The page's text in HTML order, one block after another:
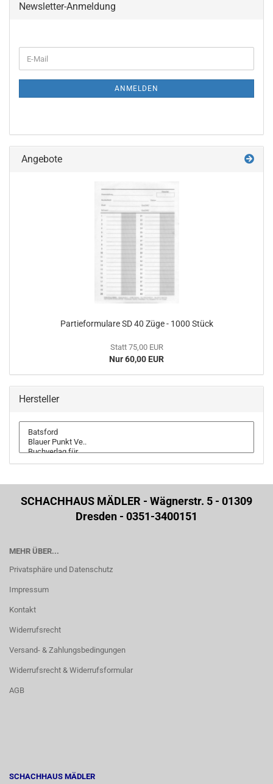
Newsletter-Anmeldung
ZUR
E-
Mail
ANMELDEN
Angebote
Partieformulare SD 40 Züge - 1000 Stück
Statt 75,00 EUR
Nur 60,00 EUR
Hersteller
SCHACHHAUS MÄDLER - Wägnerstr. 5 - 01309
Dresden - 0351-3400151
MEHR ÜBER...
Privatsphäre und Datenschutz
Impressum
Kontakt
Widerrufsrecht
Versand- & Zahlungsbedingungen
Widerrufsrecht & Widerrufsformular
AGB
SCHACHHAUS MÄDLER